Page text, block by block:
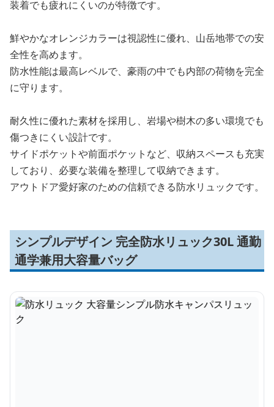
装着でも疲れにくいのが特徴です。
鮮やかなオレンジカラーは視認性に優れ、山岳地帯での安
全性を高めます。
防水性能は最高レベルで、豪雨の中でも内部の荷物を完全
に守ります。
耐久性に優れた素材を採用し、岩場や樹木の多い環境でも
傷つきにくい設計です。
サイドポケットや前面ポケットなど、収納スペースも充実
しており、必要な装備を整理して収納できます。
アウトドア愛好家のための信頼できる防水リュックです。
シンプルデザイン 完全防水リュック30L 通勤
通学兼用大容量バッグ